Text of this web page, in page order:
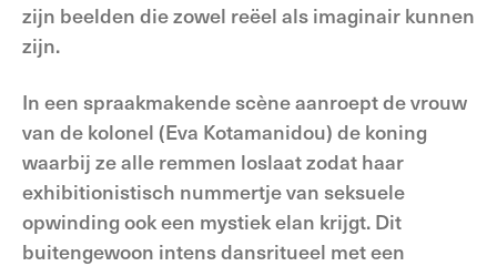
zijn beelden die zowel reëel als imaginair kunnen
zijn.
In een spraakmakende scène aanroept de vrouw
van de kolonel (Eva Kotamanidou) de koning
waarbij ze alle remmen loslaat zodat haar
exhibitionistisch nummertje van seksuele
opwinding ook een mystiek elan krijgt. Dit
buitengewoon intens dansritueel met een